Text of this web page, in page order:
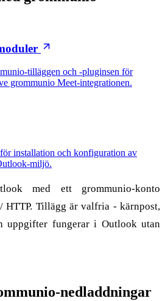
tilläggen och -pluginsen för
grommunio Meet-integrationen.
installation och konfiguration av
miljö.
med ett grommunio-konto
Tillägg är valfria - kärnpost,
uppgifter fungerar i Outlook utan
nedladdningar